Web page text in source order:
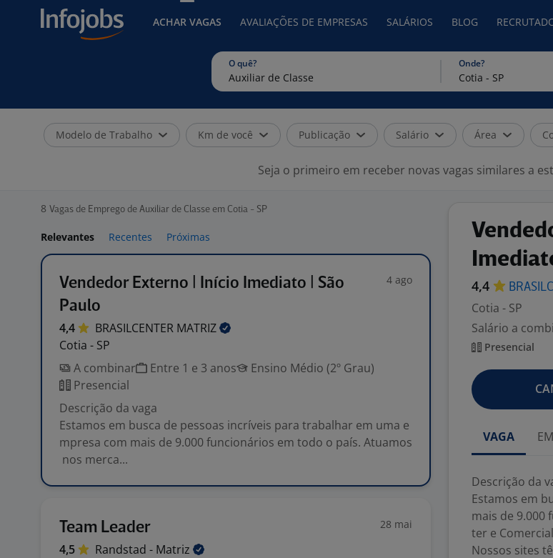
ACHAR VAGAS AVALIAÇÕES DE EMPRESAS SALÁRIOS BLOG
O quê? Onde?
Modelo de Trabalho Km de você Publicação Salário Área
Seja o primeiro em receber novas vagas similares a
8 Vagas de Emprego de Auxiliar de Classe em Cotia - SP
Relevantes Recentes Próximas
Vendedor Externo | Início Imediato | São
Paulo
4 ago
4,4 BRASILCENTER MATRIZ
Cotia - SP
A combinar
Entre 1 e 3 anos
Ensino Médio (2º Grau)
Presencial
Descrição da vaga
Estamos em busca de pessoas incríveis para trabalhar em uma e
mpresa com mais de 9.000 funcionários em todo o país. Atuamos
nos merca...
Team Leader 28 mai
4,5 Randstad - Matriz
4,4
Cotia - SP
Salário a
Presencial
VAGA
Descrição da
Estamos em
mais de 9.000
ter e
Nossos sites